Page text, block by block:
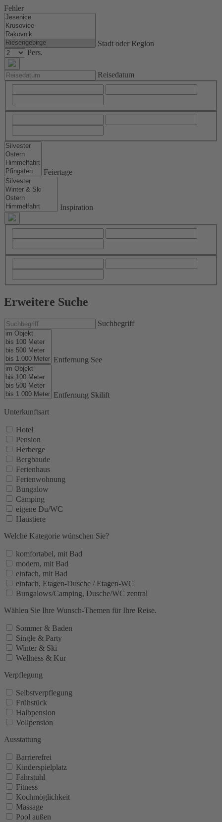
Fehler
Stadt oder Region
Pers.
Reisedatum
Feiertage
Inspiration
Erweitere Suche
Suchbegriff
Entfernung See
Entfernung Skilift
Unterkunftsart
Hotel
Pension
Herberge
Bergbaude
Ferienhaus
Ferienwohnung
Bungalow
Camping
eigene Du/WC
Haustiere
Welche Kategorie wünschen Sie?
komfortabel, mit Bad
modern, mit Bad
einfach, mit Bad
einfach, Etagen-Dusche / Etagen-WC
Bungalows/Camping, Dusche/WC zentral
Wählen Sie Ihre Wunsch-Themen für Ihre Reise.
Sommer & Baden
Single & Party
Winter & Ski
Wellness & Kur
Verpflegung
Selbstverpflegung
Frühstück
Halbpension
Vollpension
Ausstattung
Barrierefrei
Kinderspielplatz
Fahrstuhl
Fitness
Kochmöglichkeit
Massage
Pool außen